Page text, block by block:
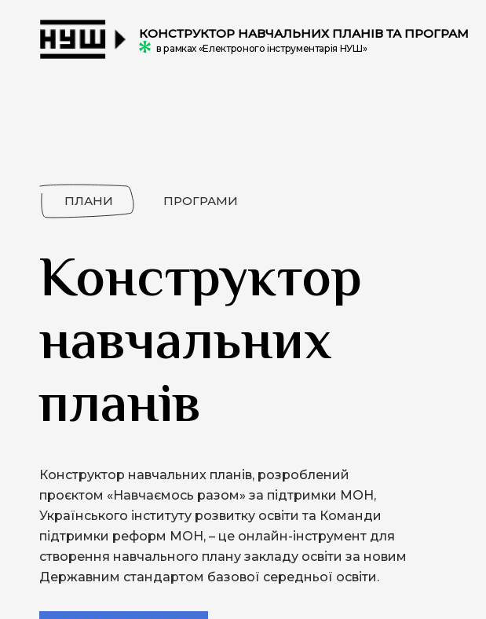
КОНСТРУКТОР НАВЧАЛЬНИХ ПЛАНІВ ТА ПРОГРАМ
в рамках «Електроного інструментарія НУШ»
ПЛАНИ ПРОГРАМИ
Конструктор
навчальних
планів
Конструктор навчальних планів, розроблений
проєктом «Навчаємось разом» за підтримки МОН,
Українського інституту розвитку освіти та Команди
підтримки реформ МОН, – це онлайн-інструмент для
створення навчального плану закладу освіти за новим
Державним стандартом базової середньої освіти.